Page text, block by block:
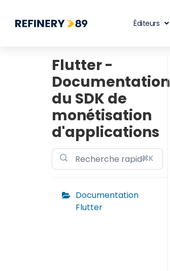
Éditeurs
Flutter -
Documentation
du SDK de
monétisation
d'applications
⌘K
Documentation
Flutter